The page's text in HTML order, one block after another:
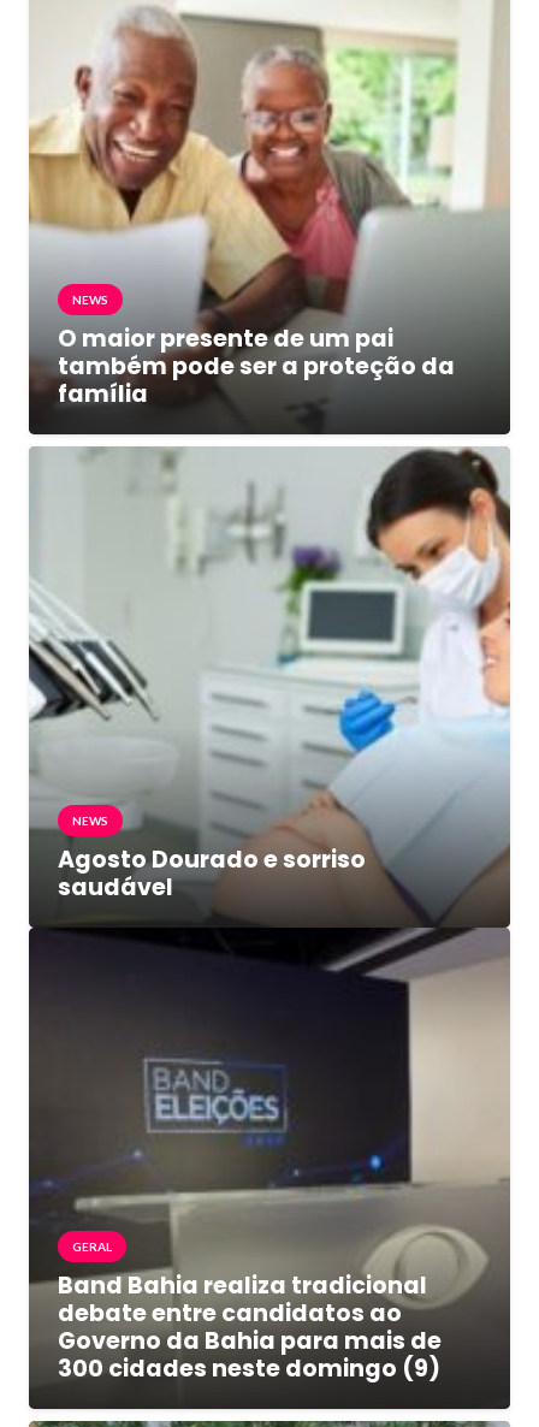
NEWS
O maior presente de um pai
também pode ser a proteção da
família
NEWS
Agosto Dourado e sorriso
saudável
GERAL
Band Bahia realiza tradicional
debate entre candidatos ao
Governo da Bahia para mais de
300 cidades neste domingo (9)